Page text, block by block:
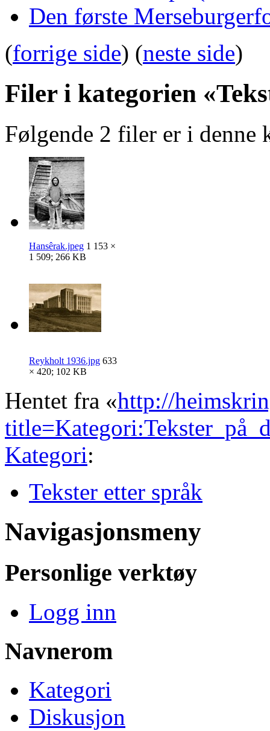
Den første
(forrige side) (neste side)
Filer i kategorien
Følgende 2 filer er i denne
Hansêrak.jpeg 1 153 ×
1 509; 266 KB
Reykholt 1936.jpg 633
× 420; 102 KB
Hentet fra «http://
Kategori:
Tekster etter språk
Navigasjonsmeny
Personlige verktøy
Logg inn
Navnerom
Kategori
Diskusjon